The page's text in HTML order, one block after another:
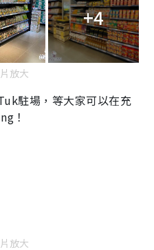
+4
放大
駐場，等大家可以在充
！
放大